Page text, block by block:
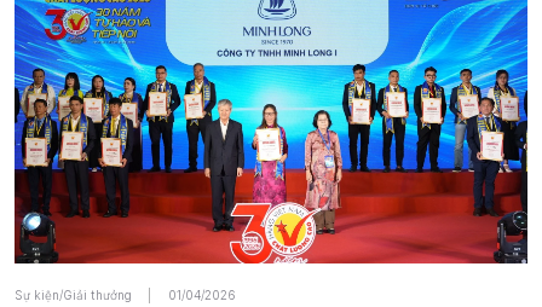
Sự kiện/Giải thưởng 01/04/2026